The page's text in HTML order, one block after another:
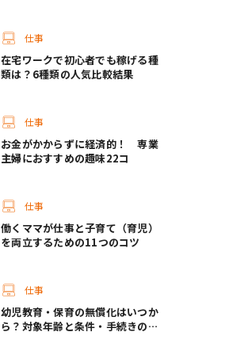
仕事
在宅ワークで初心者でも稼げる種
類は？6種類の人気比較結果
仕事
お金がかからずに経済的！ 専業
主婦におすすめの趣味22コ
仕事
働くママが仕事と子育て（育児）
を両立するための11つのコツ
仕事
幼児教育・保育の無償化はいつか
ら？対象年齢と条件・手続きの方